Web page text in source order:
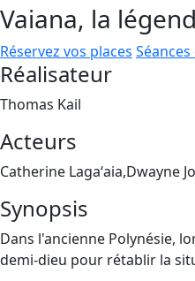
Vaiana, la
Réservez vos places
Réalisateur
Thomas Kail
Acteurs
Catherine Lagaʻaia,Dwayne
Synopsis
Dans l'ancienne Polynésie,
demi-dieu pour rétablir la